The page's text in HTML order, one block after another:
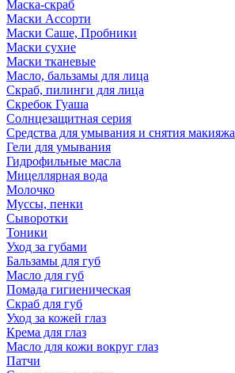
Маска-скраб
Маски Ассорти
Маски Саше, Пробники
Маски сухие
Маски тканевые
Масло, бальзамы для лица
Скраб, пилинги для лица
Скребок Гуаша
Солнцезащитная серия
Средства для умывания и снятия макияжа
Гели для умывания
Гидрофильные масла
Мицеллярная вода
Молочко
Муссы, пенки
Сыворотки
Тоники
Уход за губами
Бальзамы для губ
Масло для губ
Помада гигиеническая
Скраб для губ
Уход за кожей глаз
Крема для глаз
Масло для кожи вокруг глаз
Патчи